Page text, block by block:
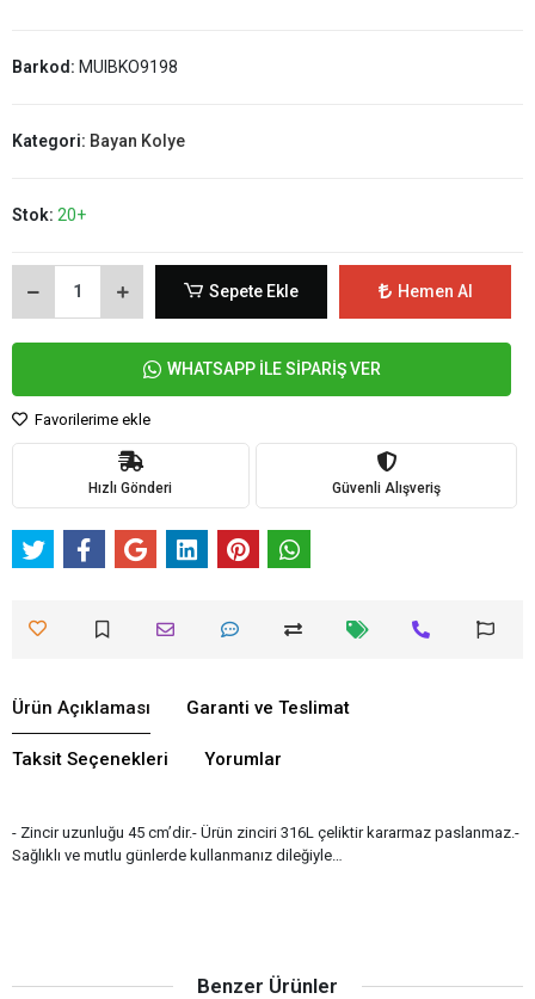
Barkod: MUIBKO9198
Kategori: Bayan Kolye
Stok: 20+
Sepete Ekle Hemen Al
WHATSAPP İLE SİPARİŞ VER
Favorilerime ekle
Hızlı Gönderi Güvenli Alışveriş
Ürün Açıklaması Garanti ve Teslimat
Taksit Seçenekleri Yorumlar
- Zincir uzunluğu 45 cm’dir.- Ürün zinciri 316L çeliktir kararmaz paslanmaz.-
Sağlıklı ve mutlu günlerde kullanmanız dileğiyle…
Benzer Ürünler